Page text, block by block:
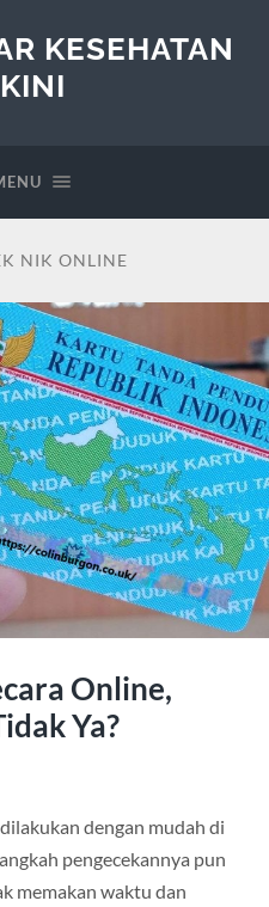
KESEHATAN
NIK ONLINE
Online,
Ya?
dengan mudah di
pengecekannya pun
memakan waktu dan